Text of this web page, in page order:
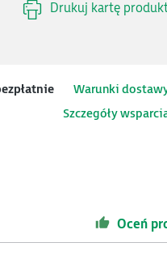
Drukuj kartę
Warunki
Szczegóły
Oceń